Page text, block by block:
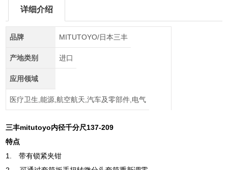
详细介绍
品牌 MITUTOYO/日本三丰
产地类别 进口
应用领域
医疗卫生,能源,航空航天,汽车及零部件,电气
三丰mitutoyo内径千分尺137-209
特点
1.
带有锁紧夹钳